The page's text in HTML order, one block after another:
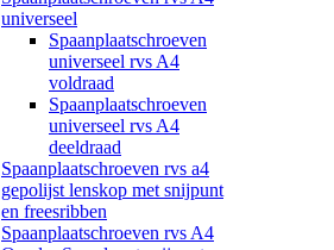
universeel
Spaanplaatschroeven
universeel rvs A4
voldraad
Spaanplaatschroeven
universeel rvs A4
deeldraad
Spaanplaatschroeven rvs a4
gepolijst lenskop met snijpunt
en freesribben
Spaanplaatschroeven rvs A4